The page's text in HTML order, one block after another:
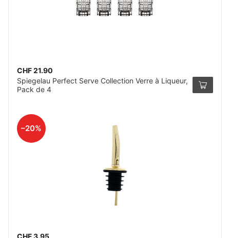
CHF 21.90
Spiegelau Perfect Serve Collection Verre à Liqueur,
Pack de 4
–20%
CHF 3.95